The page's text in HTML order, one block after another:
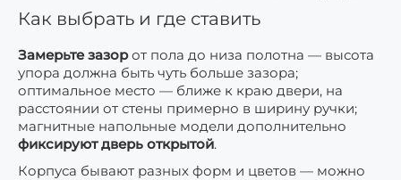
Как выбрать и где ставить
Замерьте зазорот пола до низа полотна — высота
упора должна быть чуть больше зазора;
оптимальное место — ближе к краю двери, на
расстоянии от стены примерно в ширину ручки;
магнитные напольные модели дополнительно
фиксируют дверь открытой.
Корпуса бывают разных форм и цветов — можно